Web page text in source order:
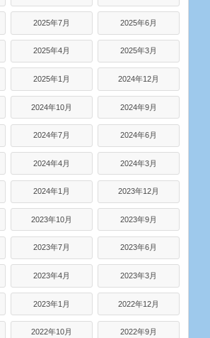
2025年7月 2025年6月
2025年4月 2025年3月
2025年1月 2024年12月
2024年10月 2024年9月
2024年7月 2024年6月
2024年4月 2024年3月
2024年1月 2023年12月
2023年10月 2023年9月
2023年7月 2023年6月
2023年4月 2023年3月
2023年1月 2022年12月
2022年10月 2022年9月